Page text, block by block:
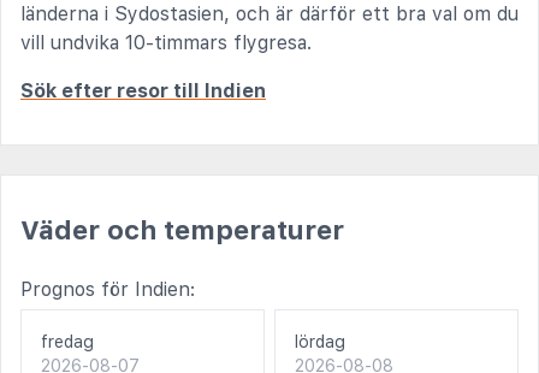
länderna i Sydostasien, och är därför ett bra val om du
vill undvika 10-timmars flygresa.
Sök efter resor till Indien
Väder och temperaturer
Prognos för Indien:
fredag
2026-08-07
lördag
2026-08-08